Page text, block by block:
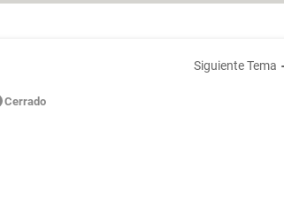
Siguiente Tema
Cerrado